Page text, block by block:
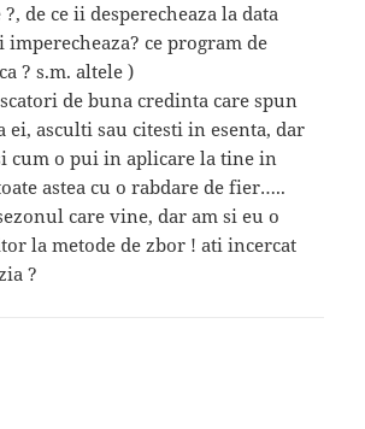
de ce ii desperecheaza la data
imperecheaza? ce program de
? s.m. altele )
de buna credinta care spun
ei, asculti sau citesti in esenta, dar
cum o pui in aplicare la tine in
astea cu o rabdare de fier…..
care vine, dar am si eu o
la metode de zbor ! ati incercat
?